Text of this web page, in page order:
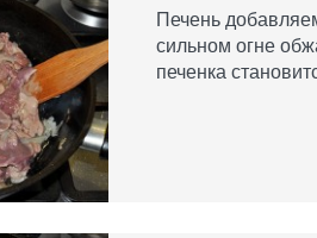
Печень
сильном огне
печенка